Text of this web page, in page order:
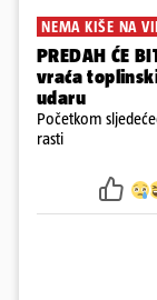
NEMA KIŠE NA
PREDAH ĆE
vraća
udaru
Početkom
rasti